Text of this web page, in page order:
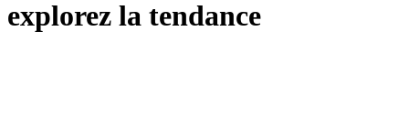
explorez la tendance